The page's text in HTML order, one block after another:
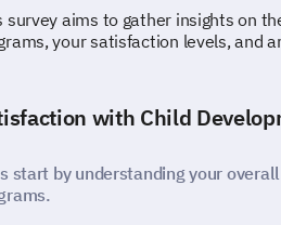
survey aims to gather insights on
your satisfaction levels, and
with Child
start by understanding your